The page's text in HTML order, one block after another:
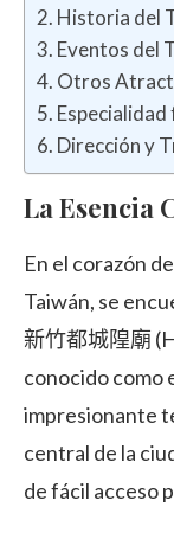
Historia del
Eventos del
Otros
Especialidad
Dirección y
La Esencia
En el corazón
Taiwán, se
新竹都城隍廟
conocido como
impresionante
central de la
de fácil acceso